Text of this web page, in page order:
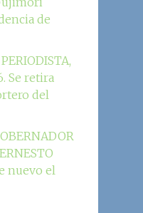
de
Se retira
del
nuevo el